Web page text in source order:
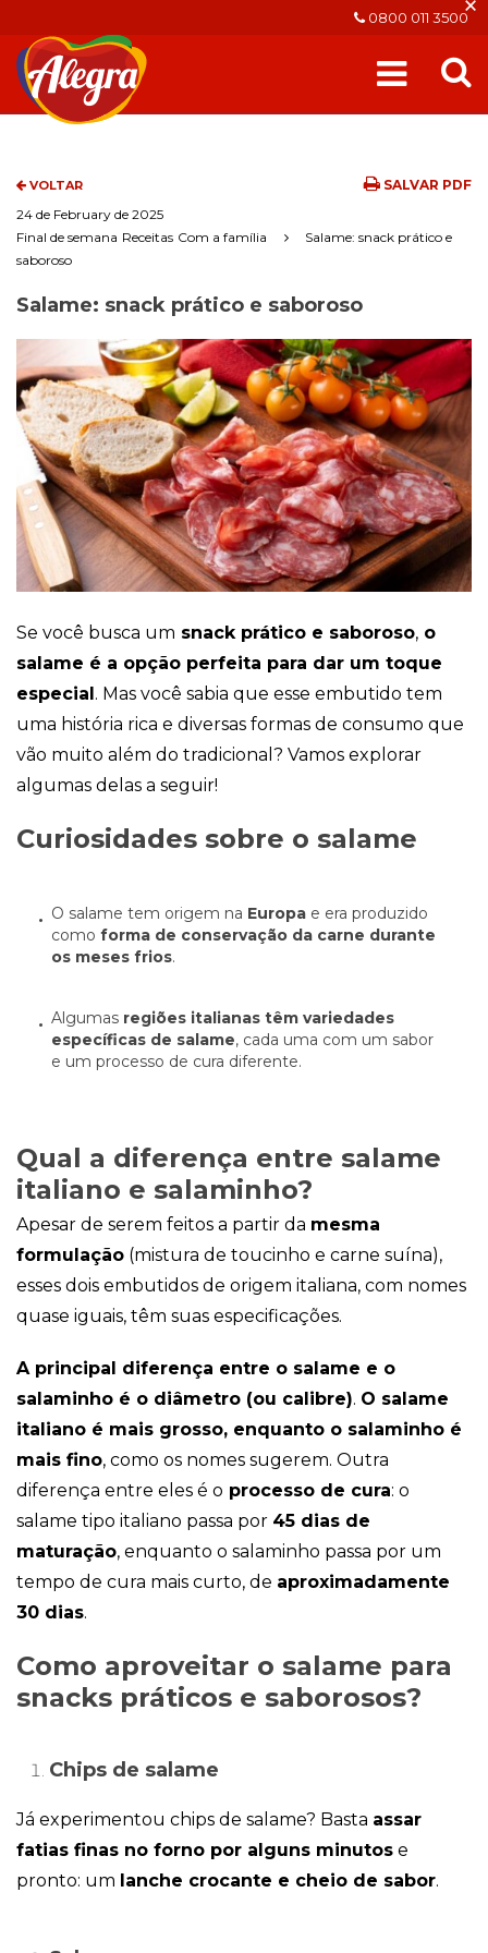
0800 011 3500
VOLTAR
SALVAR PDF
24 de February de 2025
Final de semana Receitas Com a família
Salame: snack prático e
saboroso
Salame: snack prático e saboroso
Se você busca um snack prático e saboroso, o
salame é a opção perfeita para dar um toque
especial . Mas você sabia que esse embutido tem
uma história rica e diversas formas de consumo que
vão muito além do tradicional? Vamos explorar
algumas delas a seguir!
Curiosidades sobre o salame
O salame tem origem na Europa e era produzido
como forma de conservação da carne durante
os meses frios.
Algumas regiões italianas têm variedades
específicas de salame, cada uma com um sabor
e um processo de cura diferente.
Qual a diferença entre salame
italiano e salaminho?
Apesar de serem feitos a partir da mesma
formulação (mistura de toucinho e carne suína),
esses dois embutidos de origem italiana, com nomes
quase iguais, têm suas especificações.
A principal diferença entre o salame e o
salaminho é o diâmetro (ou calibre). O salame
italiano é mais grosso, enquanto o salaminho é
mais fino, como os nomes sugerem. Outra
diferença entre eles é o processo de cura: o
salame tipo italiano passa por 45 dias de
maturação, enquanto o salaminho passa por um
tempo de cura mais curto, de aproximadamente
30 dias.
Como aproveitar o salame para
snacks práticos e saborosos?
Chips de salame
Já experimentou chips de salame? Basta assar
fatias finas no forno por alguns minutos e
pronto: um lanche crocante e cheio de sabor.
Cookies
Necessários
não são
opcionais. Eles
são necessários
para o
do site.
Funcionalidade
funcionalidade e
estrutura do site,
Eu aceito os
nosso site tenha
o melhor
desempenho
durante a sua
visita. Se
cookies,
algumas
funcionalidades
do website.
Eu aceito
Cookies de
Publicidade
Ao compartilhar
seus interesses e
ao visitar nosso
site, você
ofertas
personalizadas.